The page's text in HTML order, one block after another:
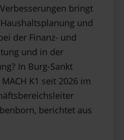
bringt
und
der Finanz- und
und in der
In Burg-Sankt
K1 seit 2026 im
berichtet aus